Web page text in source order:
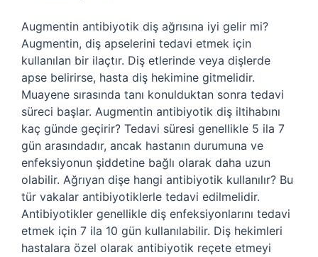
Augmentin antibiyotik diş ağrısına iyi gelir mi?
Augmentin, diş apselerini tedavi etmek için
kullanılan bir ilaçtır. Diş etlerinde veya dişlerde
apse belirirse, hasta diş hekimine gitmelidir.
Muayene sırasında tanı konulduktan sonra tedavi
süreci başlar. Augmentin antibiyotik diş iltihabını
kaç günde geçirir? Tedavi süresi genellikle 5 ila 7
gün arasındadır, ancak hastanın durumuna ve
enfeksiyonun şiddetine bağlı olarak daha uzun
olabilir. Ağrıyan dişe hangi antibiyotik kullanılır? Bu
tür vakalar antibiyotiklerle tedavi edilmelidir.
Antibiyotikler genellikle diş enfeksiyonlarını tedavi
etmek için 7 ila 10 gün kullanılabilir. Diş hekimleri
hastalara özel olarak antibiyotik reçete etmeyi